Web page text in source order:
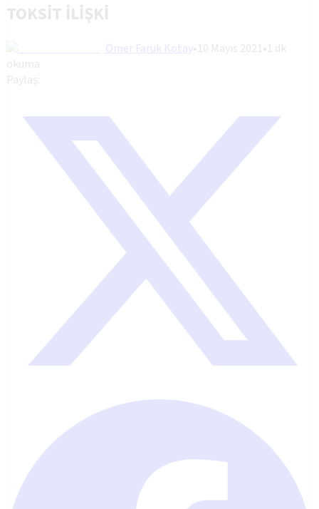
TOKSİT İLİŞKİ
Ömer Faruk Kotay•10 Mayıs 2021•1 dk
okuma
Paylaş: